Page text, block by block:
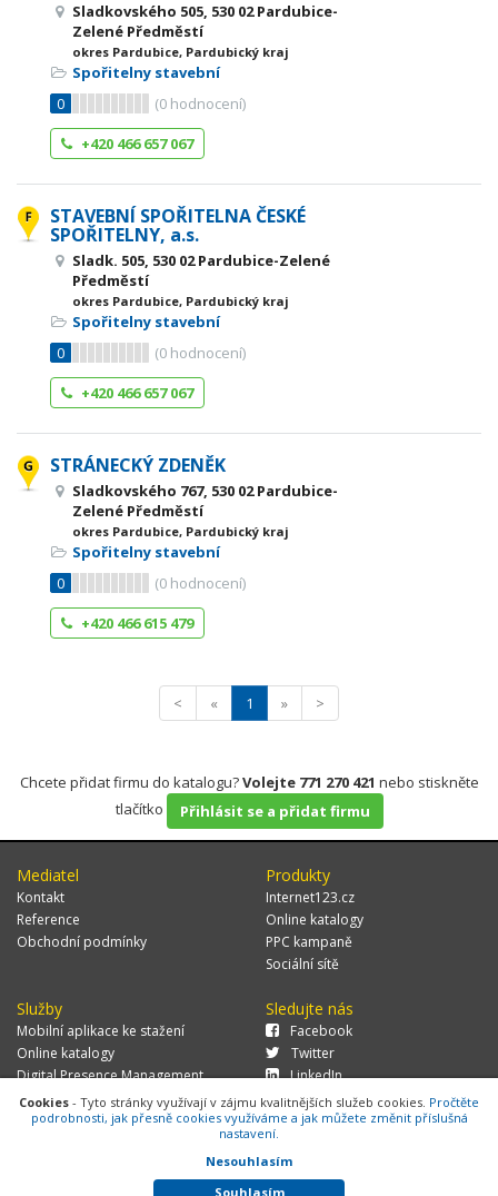
Sladkovského 505, 530 02 Pardubice-
Zelené Předměstí
okres Pardubice, Pardubický kraj
Spořitelny stavební
0
(0 hodnocení)
+420 466 657 067
STAVEBNÍ SPOŘITELNA ČESKÉ
SPOŘITELNY, a.s.
Sladk. 505, 530 02 Pardubice-Zelené
Předměstí
okres Pardubice, Pardubický kraj
Spořitelny stavební
0
(0 hodnocení)
+420 466 657 067
STRÁNECKÝ ZDENĚK
Sladkovského 767, 530 02 Pardubice-
Zelené Předměstí
okres Pardubice, Pardubický kraj
Spořitelny stavební
0
(0 hodnocení)
+420 466 615 479
< « 1 » >
Chcete přidat firmu do katalogu?Volejte 771 270 421 nebo stiskněte
tlačítko
Přihlásit se a přidat firmu
Mediatel
Kontakt
Reference
Obchodní podmínky
Produkty
Internet123.cz
Online katalogy
PPC kampaně
Sociální sítě
Služby
Mobilní aplikace ke stažení
Online katalogy
Digital Presence Management
Více zákazníků
Sledujte nás
Facebook
Twitter
LinkedIn
© 2026 MEDIATEL CZ, s.r.o.,Za Potokem 46/4, 106 00 Praha 10, tel.:
+420 771 270 421, verze 1.29.0.143,
Cookies
Cookies - Tyto stránky využívají v zájmu kvalitnějších služeb cookies. Pročtěte
podrobnosti, jak přesně cookies využíváme a jak můžete změnit příslušná
nastavení.
Nesouhlasím
Souhlasím